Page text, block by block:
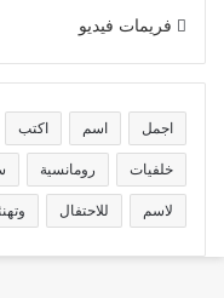
فريمات فيديو
اجمل اسم اكتب
خلفيات رومانسية
لاسم للاحتفال